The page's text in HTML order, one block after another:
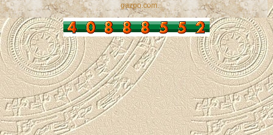
gazpo.com.